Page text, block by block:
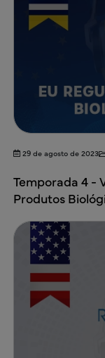
29 de agosto de 2023
Temporada 4 -
Produtos